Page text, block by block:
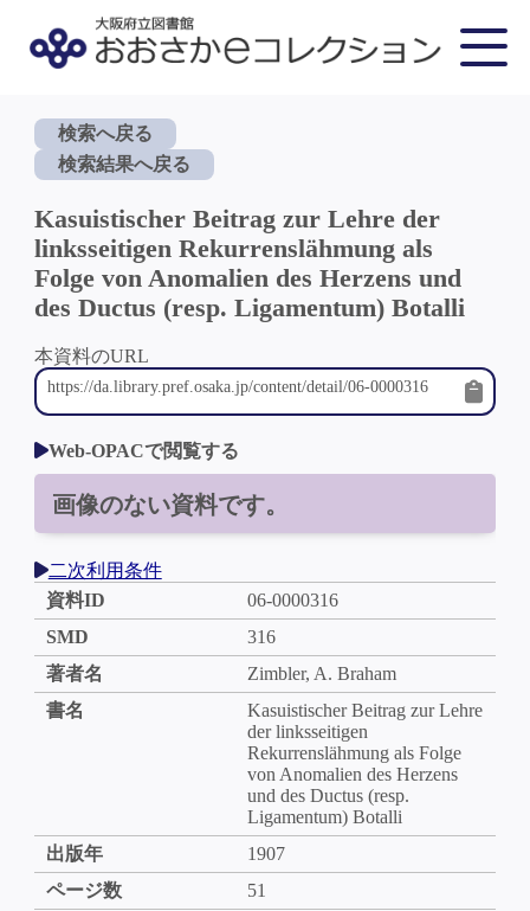
検索へ戻る
検索結果へ戻る
Kasuistischer Beitrag zur Lehre der
linksseitigen Rekurrenslähmung als
Folge von Anomalien des Herzens und
des Ductus (resp. Ligamentum) Botalli
本資料のURL
Web-OPACで閲覧する
画像のない資料です。
二次利用条件
資料ID
06-0000316
SMD
316
著者名
Zimbler, A. Braham
書名
Kasuistischer Beitrag zur Lehre
der linksseitigen
Rekurrenslähmung als Folge
von Anomalien des Herzens
und des Ductus (resp.
Ligamentum) Botalli
出版年
1907
ページ数
51